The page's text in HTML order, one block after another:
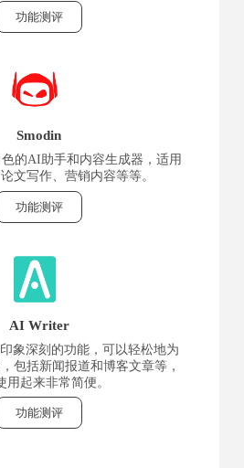
功能测评
Smodin
的AI助手和内容生成器，适用
文写作、营销内容等等。
功能测评
AI Writer
象深刻的功能，可以轻松地为
包括新闻报道和博客文章等，
用起来非常简便。
功能测评